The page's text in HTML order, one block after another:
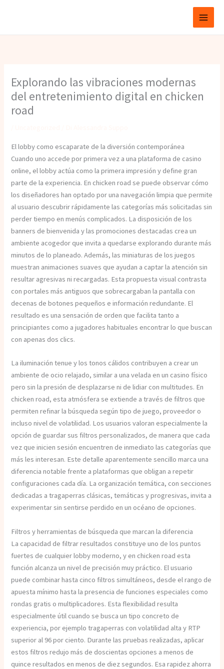
Explorando las vibraciones modernas
del entretenimiento digital en chicken
road
El lobby como escaparate de la diversión contemporánea
Cuando uno accede por primera vez a una plataforma de casino
online, el lobby actúa como la primera impresión y define gran
parte de la experiencia. En chicken road se puede observar cómo
los diseñadores han optado por una navegación limpia que permite
al usuario descubrir rápidamente las categorías más solicitadas sin
perder tiempo en menús complicados. La disposición de los
banners de bienvenida y las promociones destacadas crea un
ambiente acogedor que invita a quedarse explorando durante más
minutos de lo planeado. Además, las miniaturas de los juegos
muestran animaciones suaves que ayudan a captar la atención sin
resultar agresivas ni recargadas. Esta propuesta visual contrasta
con portales más antiguos que sobrecargaban la pantalla con
decenas de botones pequeños e información redundante. El
resultado es una sensación de orden que facilita tanto a
principiantes como a jugadores habituales encontrar lo que buscan
con apenas dos clics.
La iluminación tenue y los tonos cálidos contribuyen a crear un
ambiente de ocio relajado, similar a una velada en un casino físico
pero sin la presión de desplazarse ni de lidiar con multitudes. En
chicken road, esta atmósfera se extiende a través de filtros que
permiten refinar la búsqueda según tipo de juego, proveedor o
incluso nivel de volatilidad. Los usuarios valoran especialmente la
opción de guardar sus filtros personalizados, de manera que cada
vez que inicien sesión encuentren de inmediato las categorías que
más les interesan. Este detalle aparentemente sencillo marca una
diferencia notable frente a plataformas que obligan a repetir
configuraciones cada día. La organización temática, con secciones
dedicadas a tragaperras clásicas, temáticas y progresivas, invita a
experimentar sin sentirse perdido en un océano de opciones.
Filtros y herramientas de búsqueda que marcan la diferencia
La capacidad de filtrar resultados constituye uno de los puntos
fuertes de cualquier lobby moderno, y en chicken road esta
función alcanza un nivel de precisión muy práctico. El usuario
puede combinar hasta cinco filtros simultáneos, desde el rango de
apuesta mínimo hasta la presencia de funciones especiales como
rondas gratis o multiplicadores. Esta flexibilidad resulta
especialmente útil cuando se busca un tipo concreto de
experiencia, por ejemplo tragaperras con volatilidad alta y RTP
superior al 96 por ciento. Durante las pruebas realizadas, aplicar
estos filtros redujo más de doscientas opciones a menos de
quince resultados en menos de diez segundos. Esa rapidez ahorra